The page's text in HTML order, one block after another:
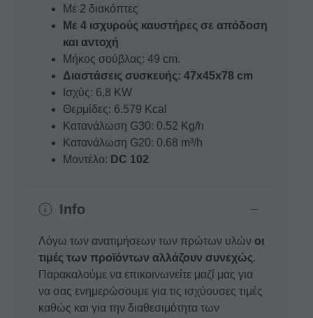
Με 2 διακόπτες
Mε 4 ισχυρούς καυστήρες σε απόδοση
και αντοχή
Μήκος σούβλας: 49 cm.
Διαστάσεις συσκευής: 47x45x78 cm
Ισχύς: 6,8 KW
Θερμίδες: 6.579 Kcal
Κατανάλωση G30: 0.52 Kg/h
Κατανάλωση G20: 0.68 m³/h
Μοντέλο: DC 102
Info
Λόγω των ανατιμήσεων των πρώτων υλών οι
τιμές των προϊόντων αλλάζουν συνεχώς.
Παρακαλούμε να επικοινωνείτε μαζί μας για
να σας ενημερώσουμε για τις ισχύουσες τιμές
καθώς και για την διαθεσιμότητα των